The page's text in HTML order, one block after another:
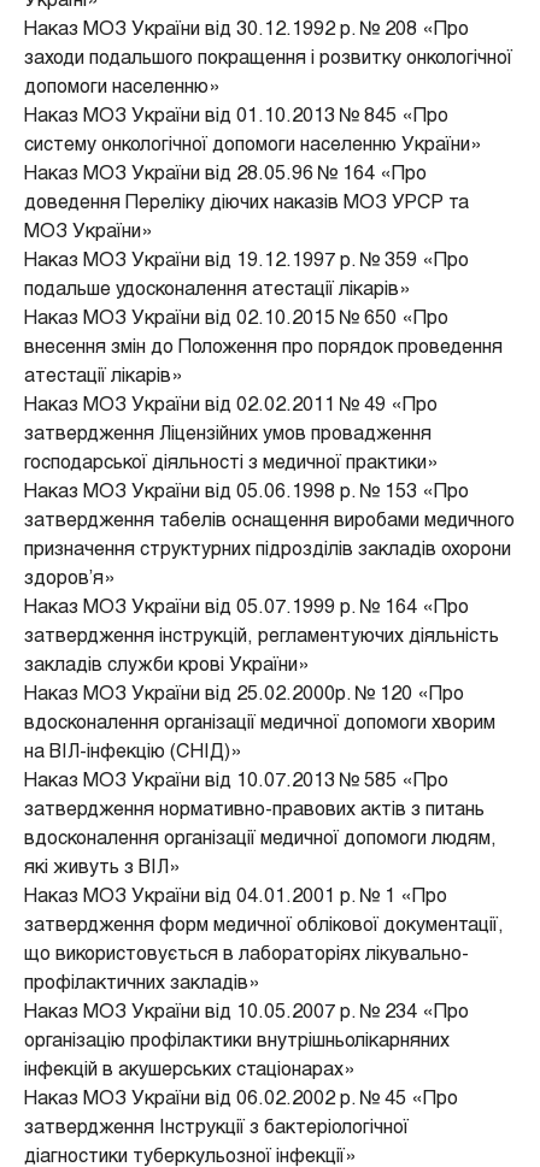
Наказ МОЗ України від 30.12.1992 р. № 208 «Про
заходи подальшого покращення і розвитку онкологічної
допомоги населенню»
Наказ МОЗ України від 01.10.2013 № 845 «Про
систему онкологічної допомоги населенню України»
Наказ МОЗ України від 28.05.96 № 164 «Про
доведення Переліку діючих наказів МОЗ УРСР та
МОЗ України»
Наказ МОЗ України від 19.12.1997 р. № 359 «Про
подальше удосконалення атестації лікарів»
Наказ МОЗ України від 02.10.2015 № 650 «Про
внесення змін до Положення про порядок проведення
атестації лікарів»
Наказ МОЗ України від 02.02.2011 № 49 «Про
затвердження Ліцензійних умов провадження
господарської діяльності з медичної практики»
Наказ МОЗ України від 05.06.1998 р. № 153 «Про
затвердження табелів оснащення виробами медичного
призначення структурних підрозділів закладів охорони
здоров’я»
Наказ МОЗ України від 05.07.1999 р. № 164 «Про
затвердження інструкцій, регламентуючих діяльність
закладів служби крові України»
Наказ МОЗ України від 25.02.2000р. № 120 «Про
вдосконалення організації медичної допомоги хворим
на ВІЛ-інфекцію (СНІД)»
Наказ МОЗ України від 10.07.2013 № 585 «Про
затвердження нормативно-правових актів з питань
вдосконалення організації медичної допомоги людям,
які живуть з ВІЛ»
Наказ МОЗ України від 04.01.2001 р. № 1 «Про
затвердження форм медичної облікової документації,
що використовується в лабораторіях лікувально-
профілактичних закладів»
Наказ МОЗ України від 10.05.2007 р. № 234 «Про
організацію профілактики внутрішньолікарняних
інфекцій в акушерських стаціонарах»
Наказ МОЗ України від 06.02.2002 р. № 45 «Про
затвердження Інструкції з бактеріологічної
діагностики туберкульозної інфекції»